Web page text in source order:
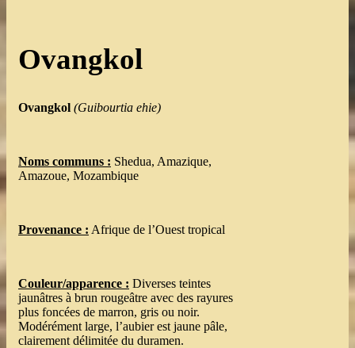
Ovangkol
Ovangkol (Guibourtia ehie)
Noms communs : Shedua, Amazique,
Amazoue, Mozambique
Provenance : Afrique de l’Ouest tropical
Couleur/apparence : Diverses teintes
jaunâtres à brun rougeâtre avec des rayures
plus foncées de marron, gris ou noir.
Modérément large, l’aubier est jaune pâle,
clairement délimitée du duramen.